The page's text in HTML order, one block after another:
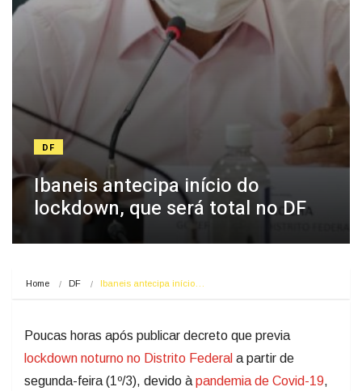
DF
Ibaneis antecipa início do
lockdown, que será total no DF
Home DF Ibaneis antecipa início…
Poucas horas após publicar decreto que previa
lockdown noturno no Distrito Federal a partir de
segunda-feira (1º/3), devido àpandemia de Covid-19,